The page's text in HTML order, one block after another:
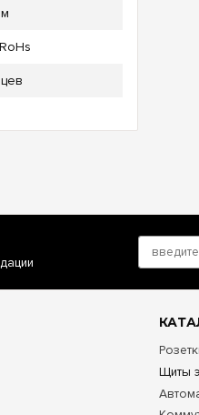
Щиты